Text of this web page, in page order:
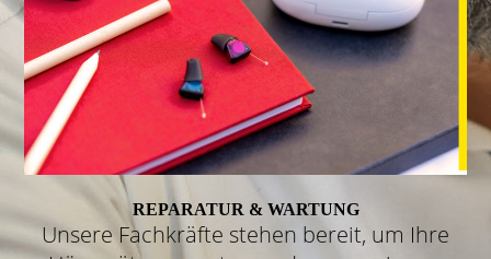
REPARATUR & WARTUNG
Unsere Fachkräfte stehen bereit, um Ihre